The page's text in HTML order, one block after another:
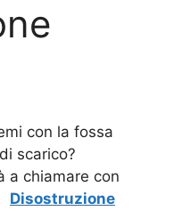
con la fossa
scarico?
a chiamare con
Disostruzione